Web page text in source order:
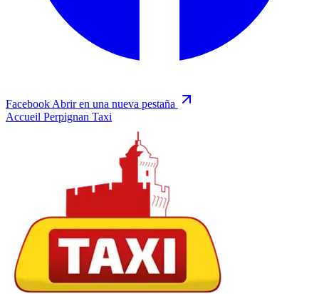
Facebook Abrir en una nueva pestaña
Accueil Perpignan Taxi